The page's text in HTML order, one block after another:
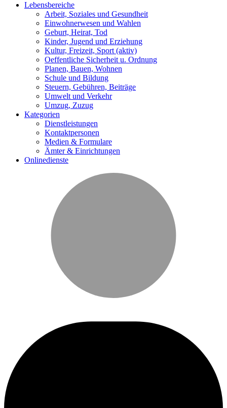
Lebensbereiche
Arbeit, Soziales und Gesundheit
Einwohnerwesen und Wahlen
Geburt, Heirat, Tod
Kinder, Jugend und Erziehung
Kultur, Freizeit, Sport (aktiv)
Oeffentliche Sicherheit u. Ordnung
Planen, Bauen, Wohnen
Schule und Bildung
Steuern, Gebühren, Beiträge
Umwelt und Verkehr
Umzug, Zuzug
Kategorien
Dienstleistungen
Kontaktpersonen
Medien & Formulare
Ämter & Einrichtungen
Onlinedienste